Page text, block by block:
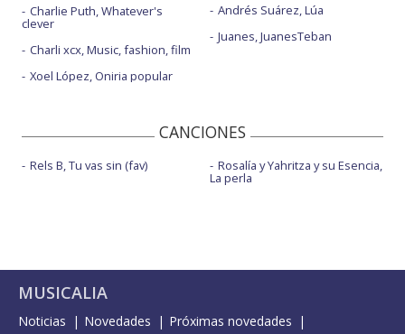
Charlie Puth, Whatever's
clever
Charli xcx, Music, fashion, film
Xoel López, Oniria popular
Andrés Suárez, Lúa
Juanes, JuanesTeban
CANCIONES
Rels B, Tu vas sin (fav) Rosalía y Yahritza y su Esencia,
La perla
MUSICALIA
Noticias Novedades
Próximas novedades